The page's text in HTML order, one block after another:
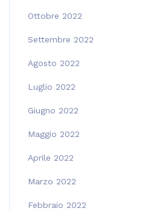
Ottobre 2022
Settembre 2022
Agosto 2022
Luglio 2022
Giugno 2022
Maggio 2022
Aprile 2022
Marzo 2022
Febbraio 2022